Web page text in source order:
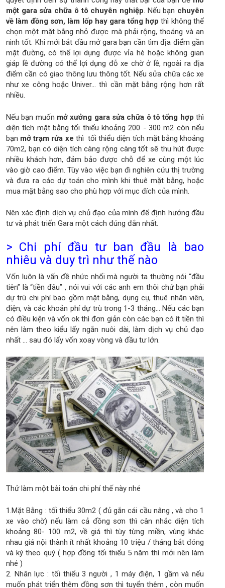
một gara sửa chữa ô tô chuyên nghiệp. Nếu bạn chuyên
về làm đồng sơn, làm lốp hay gara tổng hợp thì không thể
chọn một mặt bằng nhỏ được mà phải rộng, thoáng và an
ninh tốt. Khi mới bắt đầu mở gara bạn cần tìm địa điểm gần
mặt đường, có thể lợi dụng được vỉa hè hoặc không gian
giáp lề đường có thể lợi dụng đỗ xe chờ ở lề, ngoài ra địa
điểm cần có giao thông lưu thông tốt. Nếu sửa chữa các xe
như xe công hoặc Univer... thì cần mặt bằng rộng hơn rất
nhiều.
Nếu bạn muốn mở xưởng gara sửa chữa ô tô tổng hợp thì
diện tích mặt bằng tối thiểu khoảng 200 - 300 m2 còn nếu
bạn mở trạm rửa xe thì tối thiểu diện tích mặt bằng khoảng
70m2, bạn có diện tích càng rộng càng tốt sẽ thu hút được
nhiều khách hơn, đảm bảo được chỗ để xe cùng một lúc
vào giờ cao điểm. Tùy vào việc bạn đi nghiên cứu thị trường
và đưa ra các dự toán cho mình khi thuê mặt bằng, hoặc
mua mặt bằng sao cho phù hợp với mục đích của mình.
Nên xác định dịch vụ chủ đạo của mình để định hướng đầu
tư và phát triển Gara một cách đúng đắn nhất.
> Chi phí đầu tư ban đầu là bao
nhiêu và duy trì như thế nào
Vốn luôn là vấn đề nhức nhối mà người ta thường nói “đầu
tiên” là “tiền đâu” , nói vui với các anh em thôi chứ bạn phải
dự trù chi phí bao gồm mặt bằng, dụng cụ, thuê nhân viên,
điện, và các khoản phí dự trù trong 1-3 tháng… Nếu các bạn
có điều kiện và vốn ok thì đơn giản còn các bạn có ít tiền thì
nên làm theo kiểu lấy ngắn nuôi dài, làm dịch vụ chủ đạo
nhất ... sau đó lấy vốn xoay vòng và đầu tư lớn.
Thử làm một bài toán chi phí thế này nhé
1.Mặt Bằng : tối thiểu 30m2 ( đủ gắn cái cầu nâng , và cho 1
xe vào chờ) nếu làm cả đồng sơn thì cân nhắc diện tích
khoảng 80- 100 m2, về giá thì tùy từng miền, vùng khác
nhau giá nội thành ít nhất khoảng 10 triệu / tháng bắt đóng
và ký theo quý ( hợp đồng tối thiểu 5 năm thì mới nên làm
nhé )
2. Nhân lực : tối thiểu 3 người , 1 máy điện, 1 gầm và nếu
muốn phát triển thêm đồng sơn thì tuyển thêm , còn muốn